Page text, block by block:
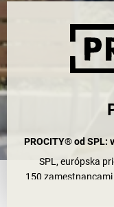
PROCITY® od SPL:
SPL, európska
150
z oblastí